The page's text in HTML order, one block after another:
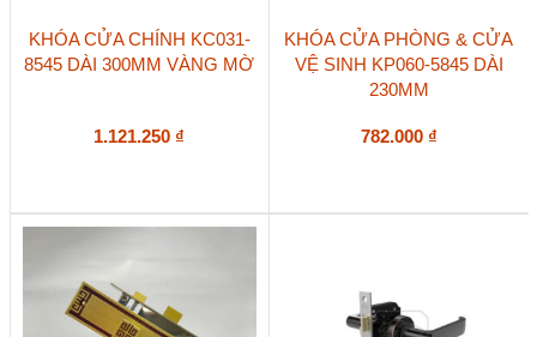
KHÓA CỬA CHÍNH KC031-
8545 DÀI 300MM VÀNG MỜ
1.121.250 ₫
KHÓA CỬA PHÒNG & CỬA
VỆ SINH KP060-5845 DÀI
230MM
782.000 ₫